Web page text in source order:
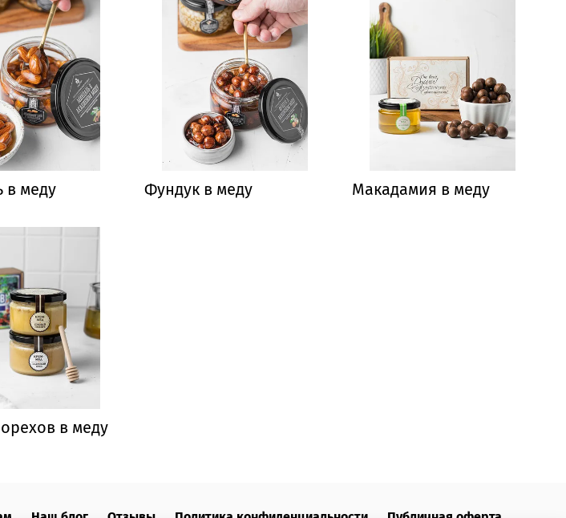
в меду Фундук в меду Макадамия в меду
в меду